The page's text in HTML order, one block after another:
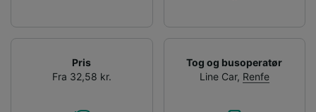
Pris
Fra 32,58 kr.
Tog og busoperatør
Line Car, Renfe